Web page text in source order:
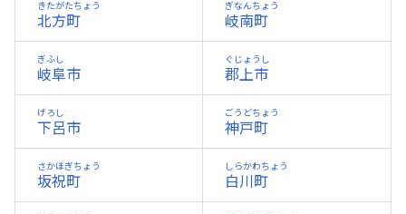
北方町
きたがたちょう
岐南町
ぎなんちょう
岐阜市
ぎふし
郡上市
ぐじょうし
下呂市
げろし
神戸町
ごうどちょう
坂祝町
さかほぎちょう
白川町
しらかわちょう